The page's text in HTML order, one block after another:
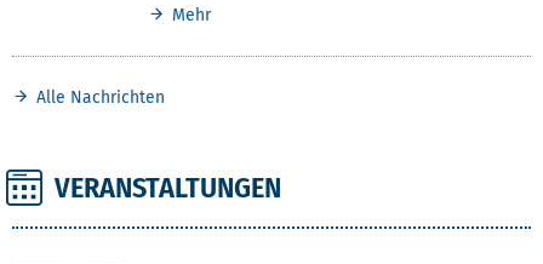
Mehr
Alle Nachrichten
VERANSTALTUNGEN